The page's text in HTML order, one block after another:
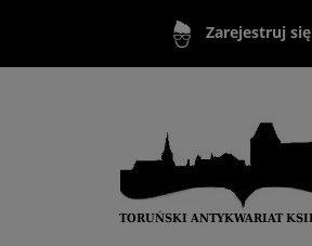
Zarejestruj się